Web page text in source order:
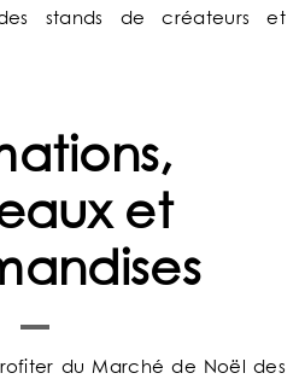
stands de créateurs et
et
du Marché de Noël des